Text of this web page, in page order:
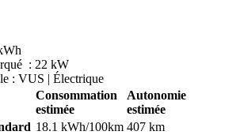
: 22 kW
: VUS | Électrique
Consommation
estimée
Autonomie
estimée
18.1 kWh/100km 407 km